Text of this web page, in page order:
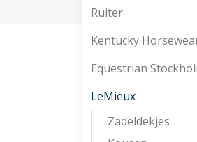
Ruiter
Kentucky
Equestrian
LeMieux
Zadeldekjes